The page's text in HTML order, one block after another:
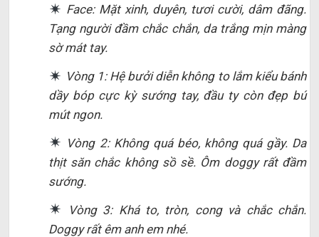
Face: Mặt xinh, duyên, tươi cười, dâm đãng.
Tạng người đầm chắc chắn, da trắng mịn màng
sờ mát tay.
Vòng 1: Hệ bưởi diễn không to lắm kiểu bánh
dầy bóp cực kỳ sướng tay, đầu ty còn đẹp bú
mút ngon.
Vòng 2: Không quá béo, không quá gầy. Da
thịt săn chắc không sồ sề. Ôm doggy rất đầm
sướng.
Vòng 3: Khá to, tròn, cong và chắc chắn.
Doggy rất êm anh em nhé.